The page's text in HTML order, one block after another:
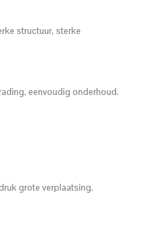
structuur, sterke
eenvoudig onderhoud.
grote verplaatsing.